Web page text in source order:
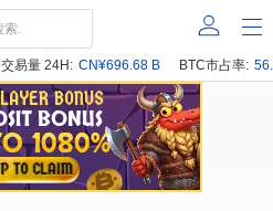
交易量 24H: CN¥696.68 B BTC市占率: